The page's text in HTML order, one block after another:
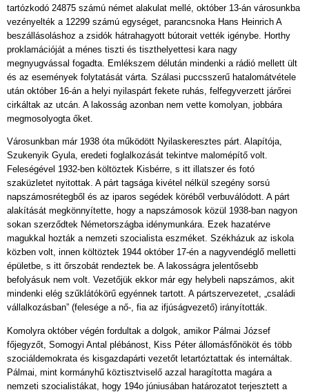
tartózkodó 24875 számú német alakulat mellé, október 13-án városunkba
vezényelték a 12299 számú egységet, parancsnoka Hans Heinrich A
beszállásoláshoz a zsidók hátrahagyott bútorait vették igénybe. Horthy
proklamációját a ménes tiszti és tiszthelyettesi kara nagy
megnyugvással fogadta. Emlékszem délután mindenki a rádió mellett ült
és az események folytatását várta. Szálasi puccsszerű hatalomátvétele
után október 16-án a helyi nyilaspárt fekete ruhás, felfegyverzett járőrei
cirkáltak az utcán. A lakosság azonban nem vette komolyan, jobbára
megmosolyogta őket.
Városunkban már 1938 óta működött Nyilaskeresztes párt. Alapítója,
Szukenyik Gyula, eredeti foglalkozását tekintve malomépítő volt.
Feleségével 1932-ben költöztek Kisbérre, s itt illatszer és fotó
szaküzletet nyitottak. A párt tagsága kivétel nélkül szegény sorsú
napszámosrétegből és az iparos segédek köréből verbuválódott. A párt
alakítását megkönnyítette, hogy a napszámosok közül 1938-ban nagyon
sokan szerződtek Németországba idénymunkára. Ezek hazatérve
magukkal hozták a nemzeti szocialista eszméket. Székházuk az iskola
közben volt, innen költöztek 1944 október 17-én a nagyvendéglő melletti
épületbe, s itt őrszobát rendeztek be. A lakosságra jelentősebb
befolyásuk nem volt. Vezetőjük ekkor már egy helybeli napszámos, akit
mindenki elég szűklátókörű egyénnek tartott. A pártszervezetet, „családi
vállalkozásban” (felesége a nő-, fia az ifjúságvezető) irányították.
Komolyra október végén fordultak a dolgok, amikor Pálmai József
főjegyzőt, Somogyi Antal plébánost, Kiss Péter állomásfőnököt és több
szociáldemokrata és kisgazdapárti vezetőt letartóztattak és internáltak.
Pálmai, mint kormányhű köztisztviselő azzal haragította magára a
nemzeti szocialistákat, hogy 194o júniusában határozatot terjesztett a